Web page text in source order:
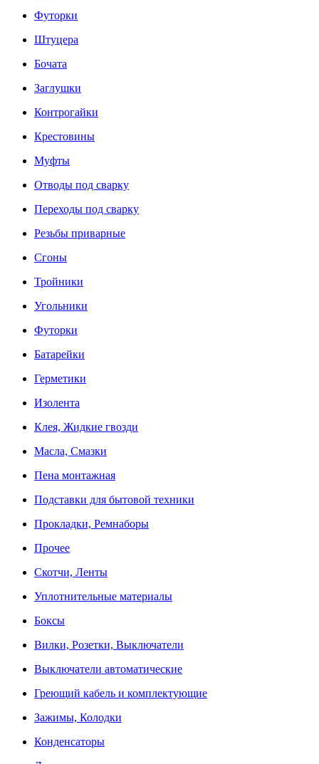
Футорки
Штуцера
Бочата
Заглушки
Контрогайки
Крестовины
Муфты
Отводы под сварку
Переходы под сварку
Резьбы приварные
Сгоны
Тройники
Угольники
Футорки
Батарейки
Герметики
Изолента
Клея, Жидкие гвозди
Масла, Смазки
Пена монтажная
Подставки для бытовой техники
Прокладки, Ремнаборы
Прочее
Скотчи, Ленты
Уплотнительные материалы
Боксы
Вилки, Розетки, Выключатели
Выключатели автоматические
Греющий кабель и комплектующие
Зажимы, Колодки
Конденсаторы